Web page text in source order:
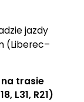
jazdy
(Liberec–
na trasie
L31, R21)